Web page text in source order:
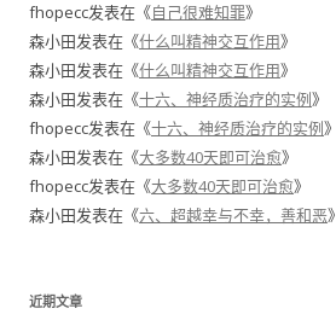
fhopecc发表在《自己很难知罪》
森小田发表在《什么叫精神交互作用》
森小田发表在《什么叫精神交互作用》
森小田发表在《十六、神经质治疗的实例》
fhopecc发表在《十六、神经质治疗的实例》
森小田发表在《大多数40天即可治愈》
fhopecc发表在《大多数40天即可治愈》
森小田发表在《六、超越幸与不幸，善和恶》
近期文章